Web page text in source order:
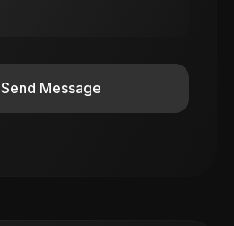
Send Message